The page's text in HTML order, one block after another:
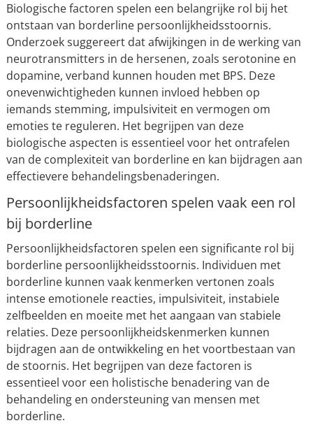
Biologische factoren spelen een belangrijke rol bij het
ontstaan van borderline persoonlijkheidsstoornis.
Onderzoek suggereert dat afwijkingen in de werking van
neurotransmitters in de hersenen, zoals serotonine en
dopamine, verband kunnen houden met BPS. Deze
onevenwichtigheden kunnen invloed hebben op
iemands stemming, impulsiviteit en vermogen om
emoties te reguleren. Het begrijpen van deze
biologische aspecten is essentieel voor het ontrafelen
van de complexiteit van borderline en kan bijdragen aan
effectievere behandelingsbenaderingen.
Persoonlijkheidsfactoren spelen vaak een rol
bij borderline
Persoonlijkheidsfactoren spelen een significante rol bij
borderline persoonlijkheidsstoornis. Individuen met
borderline kunnen vaak kenmerken vertonen zoals
intense emotionele reacties, impulsiviteit, instabiele
zelfbeelden en moeite met het aangaan van stabiele
relaties. Deze persoonlijkheidskenmerken kunnen
bijdragen aan de ontwikkeling en het voortbestaan van
de stoornis. Het begrijpen van deze factoren is
essentieel voor een holistische benadering van de
behandeling en ondersteuning van mensen met
borderline.